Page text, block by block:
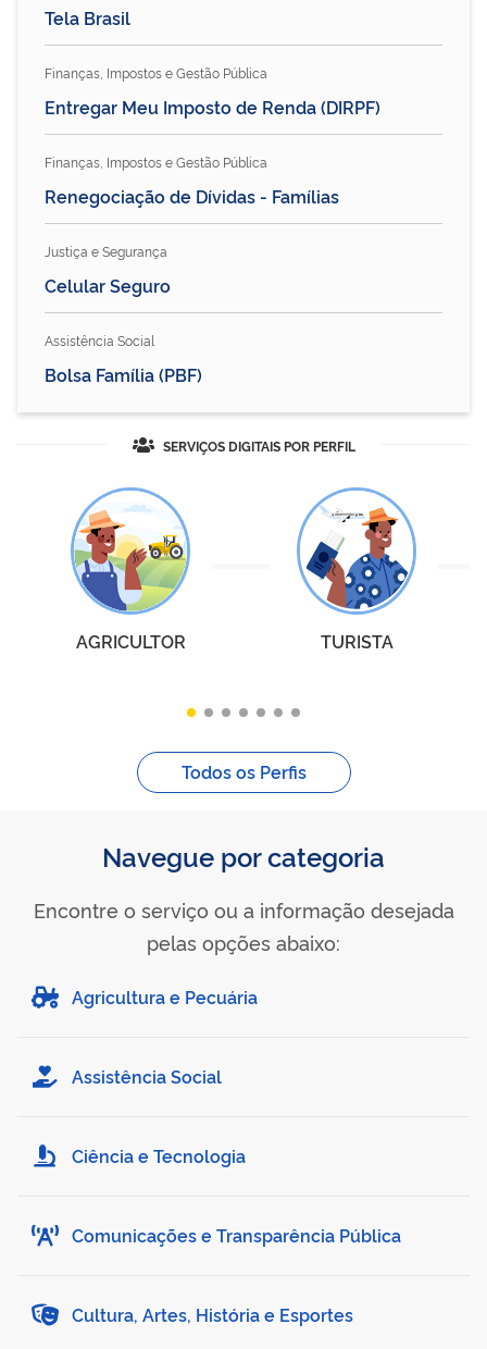
Tela Brasil
Finanças, Impostos e Gestão Pública
Entregar Meu Imposto de Renda (DIRPF)
Finanças, Impostos e Gestão Pública
Renegociação de Dívidas - Famílias
Justiça e Segurança
Celular Seguro
Assistência Social
Bolsa Família (PBF)
SERVIÇOS DIGITAIS POR PERFIL
AGRICULTOR TURISTA
Todos os Perfis
Navegue por categoria
Encontre o serviço ou a informação desejada
pelas opções abaixo:
Agricultura e Pecuária
Assistência Social
Ciência e Tecnologia
Comunicações e Transparência Pública
Cultura, Artes, História e Esportes